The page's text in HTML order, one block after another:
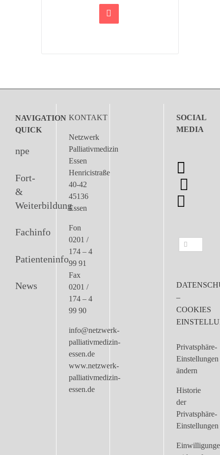
NAVIGATION
QUICK
npe
Fort-
&
Weiterbildung
Fachinfo
Patienteninfo
News
KONTAKT
Netzwerk
Palliativmedizin
Essen
Henricistraße
40-42
45136
Essen
Fon
0201 /
174 – 4
99 91
Fax
0201 /
174 – 4
99 90
info@netzwerk-
palliativmedizin-
essen.de
www.netzwerk-
palliativmedizin-
essen.de
SOCIAL
MEDIA
Suche
–
COOKIES
Privatsphäre-
Einstellungen
ändern
Historie
der
Privatsphäre-
Einstellungen